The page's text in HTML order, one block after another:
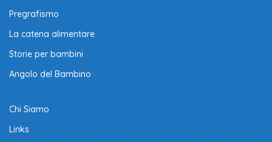
Pregrafismo
La catena alimentare
Storie per bambini
Angolo del Bambino
Chi Siamo
Links